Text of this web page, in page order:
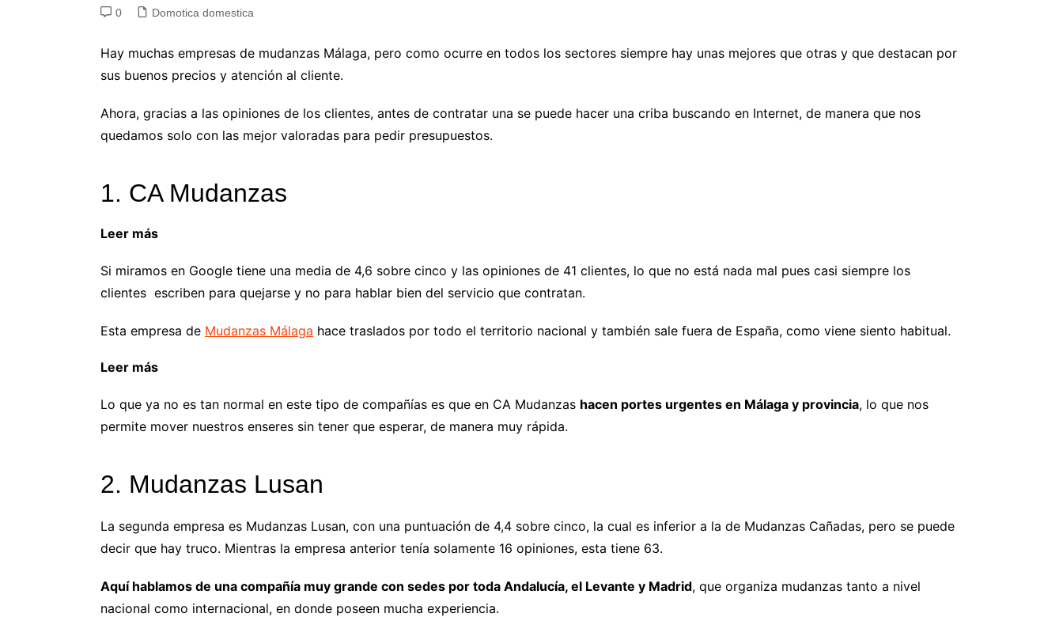
0 Domotica domestica
Hay muchas empresas de mudanzas Málaga, pero como ocurre en todos los sectores siempre hay unas mejores que otras y que destacan por
sus buenos precios y atención al cliente.
Ahora, gracias a las opiniones de los clientes, antes de contratar una se puede hacer una criba buscando en Internet, de manera que nos
quedamos solo con las mejor valoradas para pedir presupuestos.
1. CA Mudanzas
Leer más
Si miramos en Google tiene una media de 4,6 sobre cinco y las opiniones de 41 clientes, lo que no está nada mal pues casi siempre los
clientes escriben para quejarse y no para hablar bien del servicio que contratan.
Esta empresa de Mudanzas Málaga hace traslados por todo el territorio nacional y también sale fuera de España, como viene siento habitual.
Leer más
Lo que ya no es tan normal en este tipo de compañías es que en CA Mudanzas hacen portes urgentes en Málaga y provincia, lo que nos
permite mover nuestros enseres sin tener que esperar, de manera muy rápida.
2. Mudanzas Lusan
La segunda empresa es Mudanzas Lusan, con una puntuación de 4,4 sobre cinco, la cual es inferior a la de Mudanzas Cañadas, pero se puede
decir que hay truco. Mientras la empresa anterior tenía solamente 16 opiniones, esta tiene 63.
Aquí hablamos de una compañía muy grande con sedes por toda Andalucía, el Levante y Madrid, que organiza mudanzas tanto a nivel
nacional como internacional, en donde poseen mucha experiencia.